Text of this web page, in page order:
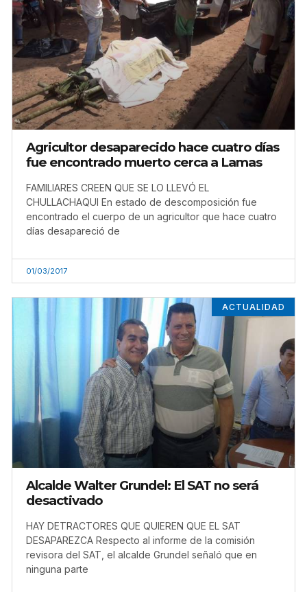
Agricultor desaparecido hace cuatro días
fue encontrado muerto cerca a Lamas
FAMILIARES CREEN QUE SE LO LLEVÓ EL
CHULLACHAQUI En estado de descomposición fue
encontrado el cuerpo de un agricultor que hace cuatro
días desapareció de
01/03/2017
ACTUALIDAD
Alcalde Walter Grundel: El SAT no será
desactivado
HAY DETRACTORES QUE QUIEREN QUE EL SAT
DESAPAREZCA Respecto al informe de la comisión
revisora del SAT, el alcalde Grundel señaló que en
ninguna parte